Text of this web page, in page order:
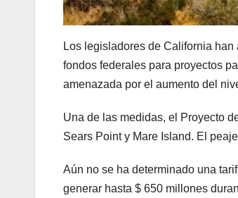
Los legisladores de California
fondos federales para proyectos
amenazada por el aumento del
Una de las medidas, el Proyecto
Sears Point y Mare Island. El
Aún no se ha determinado una
generar hasta $ 650 millones